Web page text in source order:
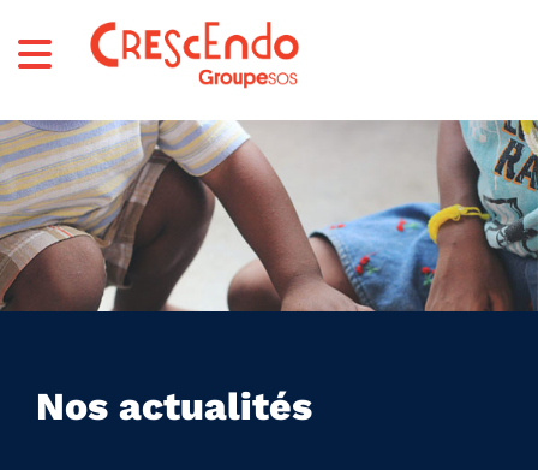
Nos actualités